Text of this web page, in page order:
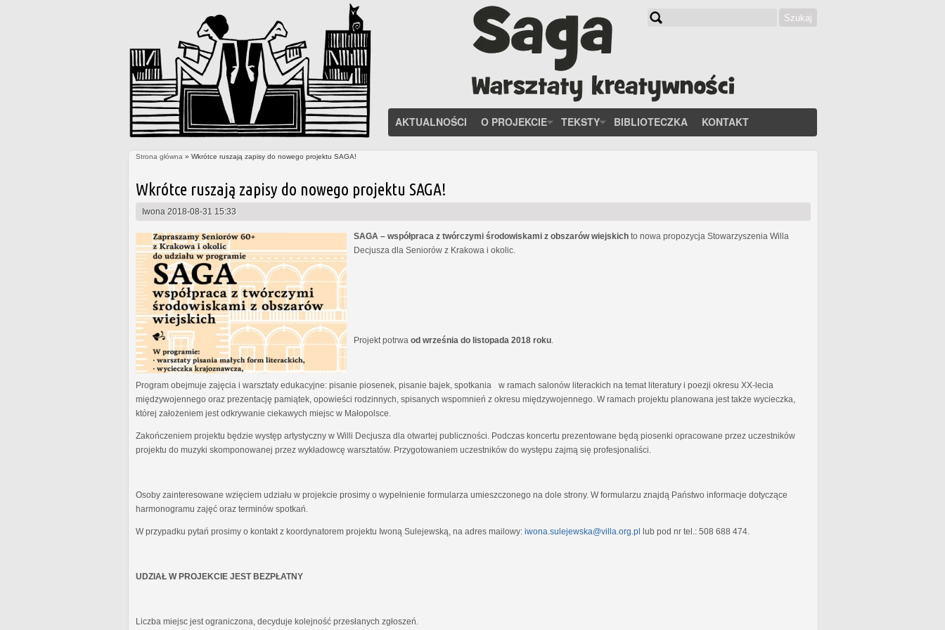
Szukaj
AKTUALNOŚCI O PROJEKCIE TEKSTY BIBLIOTECZKA KONTAKT
Strona główna » Wkrótce ruszają zapisy do nowego projektu SAGA!
Wkrótce ruszają zapisy do nowego projektu SAGA!
Iwona 2018-08-31 15:33
SAGA – współpraca z twórczymi środowiskami z obszarów wiejskich to nowa propozycja Stowarzyszenia Willa
Decjusza dla Seniorów z Krakowa i okolic.
Projekt potrwa od września do listopada 2018 roku
Program obejmuje zajęcia i warsztaty edukacyjne: pisanie piosenek, pisanie bajek, spotkania w ramach salonów literackich na temat literatury i poezji okresu XX-lecia
międzywojennego oraz prezentację pamiątek, opowieści rodzinnych, spisanych wspomnień z okresu międzywojennego. W ramach projektu planowana jest także wycieczka,
której założeniem jest odkrywanie ciekawych miejsc w Małopolsce.
Zakończeniem projektu będzie występ artystyczny w Willi Decjusza dla otwartej publiczności. Podczas koncertu prezentowane będą piosenki opracowane przez uczestników
projektu do muzyki skomponowanej przez wykładowcę warsztatów. Przygotowaniem uczestników do występu zajmą się profesjonaliści.
Osoby zainteresowane wzięciem udziału w projekcie prosimy o wypełnienie formularza umieszczonego na dole strony. W formularzu znajdą Państwo informacje dotyczące
harmonogramu zajęć oraz terminów spotkań.
W przypadku pytań prosimy o kontakt z koordynatorem projektu Iwoną Sulejewską, na adres mailowy: iwona.sulejewska@villa.org.pl lub pod nr tel.: 508 688 474.
UDZIAŁ W PROJEKCIE JEST BEZPŁATNY
Liczba miejsc jest ograniczona, decyduje kolejność przesłanych zgłoszeń.